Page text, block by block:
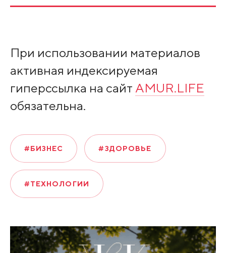
При использовании материалов
активная индексируемая
гиперссылка на сайт AMUR.LIFE
обязательна.
#БИЗНЕС #ЗДОРОВЬЕ
#ТЕХНОЛОГИИ